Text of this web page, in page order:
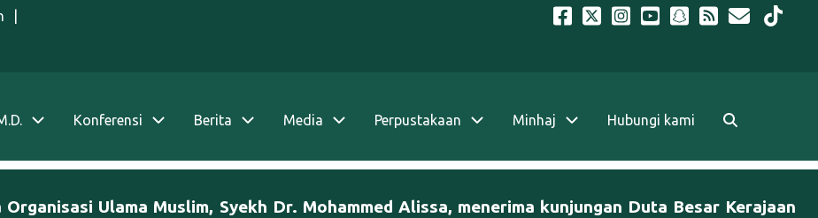
Konferensi Berita Media Perpustakaan Minhaj Hubungi kami
Ulama Muslim, Syekh Dr. Mohammed Alissa, menerima kunjungan Duta Besar Kerajaan